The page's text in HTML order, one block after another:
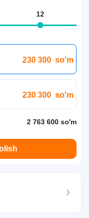
12
230 300 so'm
230 300 so'm
2 763 600 so'm